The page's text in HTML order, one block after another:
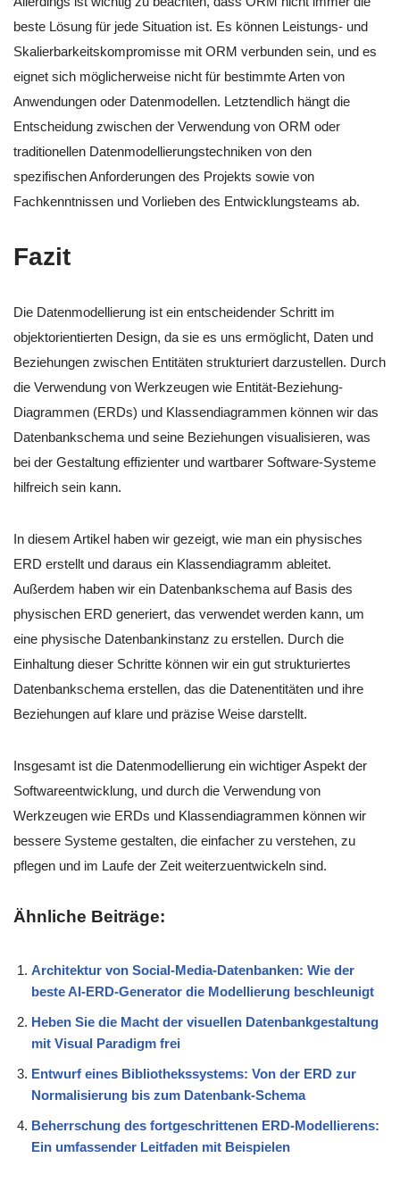
beste Lösung für jede Situation ist. Es können Leistungs- und
Skalierbarkeitskompromisse mit ORM verbunden sein, und es
eignet sich möglicherweise nicht für bestimmte Arten von
Anwendungen oder Datenmodellen. Letztendlich hängt die
Entscheidung zwischen der Verwendung von ORM oder
traditionellen Datenmodellierungstechniken von den
spezifischen Anforderungen des Projekts sowie von
Fachkenntnissen und Vorlieben des Entwicklungsteams ab.
Fazit
Die Datenmodellierung ist ein entscheidender Schritt im
objektorientierten Design, da sie es uns ermöglicht, Daten und
Beziehungen zwischen Entitäten strukturiert darzustellen. Durch
die Verwendung von Werkzeugen wie Entität-Beziehung-
Diagrammen (ERDs) und Klassendiagrammen können wir das
Datenbankschema und seine Beziehungen visualisieren, was
bei der Gestaltung effizienter und wartbarer Software-Systeme
hilfreich sein kann.
In diesem Artikel haben wir gezeigt, wie man ein physisches
ERD erstellt und daraus ein Klassendiagramm ableitet.
Außerdem haben wir ein Datenbankschema auf Basis des
physischen ERD generiert, das verwendet werden kann, um
eine physische Datenbankinstanz zu erstellen. Durch die
Einhaltung dieser Schritte können wir ein gut strukturiertes
Datenbankschema erstellen, das die Datenentitäten und ihre
Beziehungen auf klare und präzise Weise darstellt.
Insgesamt ist die Datenmodellierung ein wichtiger Aspekt der
Softwareentwicklung, und durch die Verwendung von
Werkzeugen wie ERDs und Klassendiagrammen können wir
bessere Systeme gestalten, die einfacher zu verstehen, zu
pflegen und im Laufe der Zeit weiterzuentwickeln sind.
Ähnliche Beiträge:
Architektur von Social-Media-Datenbanken: Wie der
beste AI-ERD-Generator die Modellierung beschleunigt
Heben Sie die Macht der visuellen Datenbankgestaltung
mit Visual Paradigm frei
Entwurf eines Bibliothekssystems: Von der ERD zur
Normalisierung bis zum Datenbank-Schema
Beherrschung des fortgeschrittenen ERD-Modellierens:
Ein umfassender Leitfaden mit Beispielen